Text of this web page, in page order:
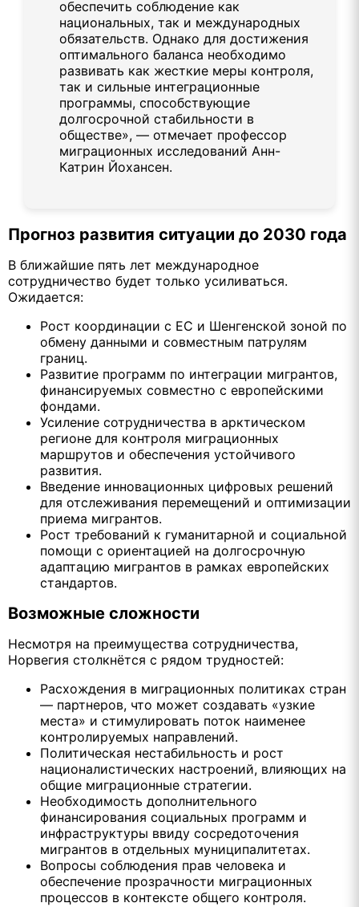
обеспечить соблюдение как
национальных, так и международных
обязательств. Однако для достижения
оптимального баланса необходимо
развивать как жесткие меры контроля,
так и сильные интеграционные
программы, способствующие
долгосрочной стабильности в
обществе», — отмечает профессор
миграционных исследований Анн-
Катрин Йохансен.
Прогноз развития ситуации до 2030 года
В ближайшие пять лет международное
сотрудничество будет только усиливаться.
Ожидается:
Рост координации с ЕС и Шенгенской зоной по
обмену данными и совместным патрулям
границ.
Развитие программ по интеграции мигрантов,
финансируемых совместно с европейскими
фондами.
Усиление сотрудничества в арктическом
регионе для контроля миграционных
маршрутов и обеспечения устойчивого
развития.
Введение инновационных цифровых решений
для отслеживания перемещений и оптимизации
приема мигрантов.
Рост требований к гуманитарной и социальной
помощи с ориентацией на долгосрочную
адаптацию мигрантов в рамках европейских
стандартов.
Возможные сложности
Несмотря на преимущества сотрудничества,
Норвегия столкнётся с рядом трудностей:
Расхождения в миграционных политиках стран
— партнеров, что может создавать «узкие
места» и стимулировать поток наименее
контролируемых направлений.
Политическая нестабильность и рост
националистических настроений, влияющих на
общие миграционные стратегии.
Необходимость дополнительного
финансирования социальных программ и
инфраструктуры ввиду сосредоточения
мигрантов в отдельных муниципалитетах.
Вопросы соблюдения прав человека и
обеспечение прозрачности миграционных
процессов в контексте общего контроля.